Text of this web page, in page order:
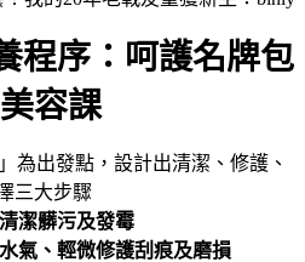
程序：呵護名牌包
容課
為出發點，設計出清潔、修護、
三大步驟
潔髒污及發霉
氣、輕微修護刮痕及磨損